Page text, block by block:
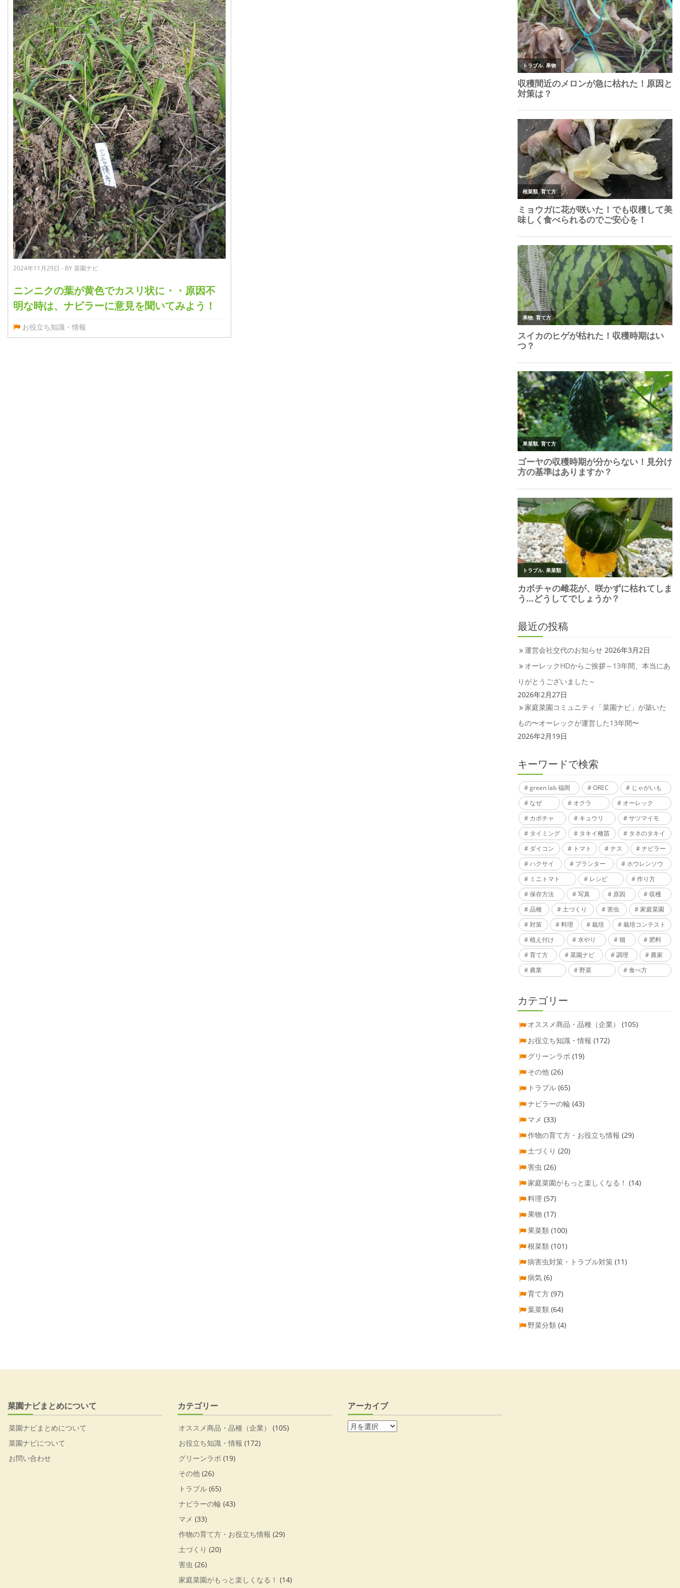
2024年11月29日 - BY 菜園ナビ
ニンニクの葉が黄色でカスリ状に・・原因不
明な時は、ナビラーに意見を聞いてみよう！
お役立ち知識・情報
最近の投稿
運営会社交代のお知らせ 2026年3月2日
オーレックHDからご挨拶～13年間、本当にあ
りがとうございました～
2026年2月27日
家庭菜園コミュニティ「菜園ナビ」が築いた
もの〜オーレックが運営した13年間〜
2026年2月19日
キーワードで検索
green lab 福岡 OREC
じゃがいも
なぜ
オクラ
オーレック
カボチャ
キュウリ
サツマイモ
タイミング
タキイ種苗
タネのタキイ
ダイコン
トマト ナス
ナビラー
ハクサイ
プランター
ホウレンソウ
ミニトマト
レシピ
作り方
保存方法
写真 原因
収穫
品種
土づくり 害虫
家庭菜園
対策
料理 栽培
栽培コンテスト
植え付け
水やり 畑
肥料
育て方
菜園ナビ 調理
農家
農業
野菜 食べ方
カテゴリー
オススメ商品・品種（企業）
(105)
お役立ち知識・情報 (172)
グリーンラボ (19)
その他 (26)
トラブル (65)
ナビラーの輪 (43)
マメ (33)
作物の育て方・お役立ち情報 (29)
土づくり (20)
害虫 (26)
家庭菜園がもっと楽しくなる！ (14)
料理 (57)
果物 (17)
果菜類 (100)
根菜類 (101)
病害虫対策・トラブル対策 (11)
病気 (6)
育て方 (97)
葉菜類 (64)
野菜分類 (4)
菜園ナビまとめについて
菜園ナビまとめについて
菜園ナビについて
お問い合わせ
カテゴリー
オススメ商品・品種（企業）
(105)
お役立ち知識・情報 (172)
グリーンラボ (19)
その他 (26)
トラブル (65)
ナビラーの輪 (43)
マメ (33)
作物の育て方・お役立ち情報 (29)
土づくり (20)
害虫 (26)
家庭菜園がもっと楽しくなる！ (14)
アーカイブ